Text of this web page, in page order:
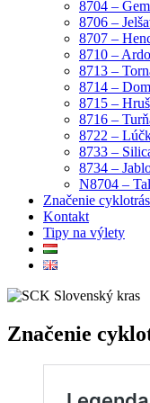
8704 –
8706 –
8707 –
8710 –
8713 –
8714 –
8715 –
8716 –
8722 –
8733 –
8734 –
N8704 –
Značenie cyklotrás
Kontakt
Tipy na výlety
Značenie